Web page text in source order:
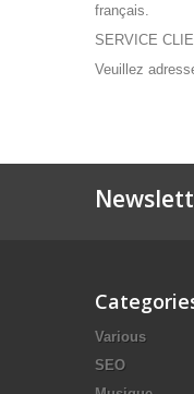
français.
SERVICE
Veuillez
Various
SEO